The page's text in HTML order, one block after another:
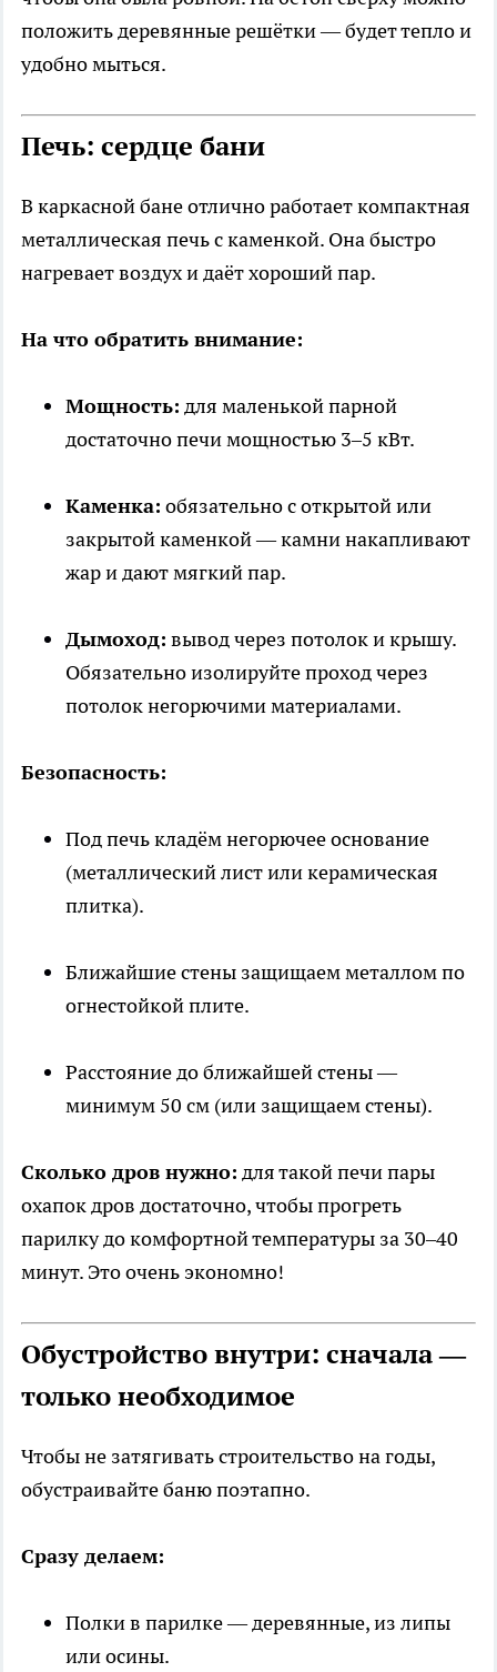
положить деревянные решётки — будет тепло и
удобно мыться.
Печь: сердце бани
В каркасной бане отлично работает компактная
металлическая печь с каменкой. Она быстро
нагревает воздух и даёт хороший пар.
На что обратить внимание:
Мощность: для маленькой парной
достаточно печи мощностью 3–5 кВт.
Каменка: обязательно с открытой или
закрытой каменкой — камни накапливают
жар и дают мягкий пар.
Дымоход: вывод через потолок и крышу.
Обязательно изолируйте проход через
потолок негорючими материалами.
Безопасность:
Под печь кладём негорючее основание
(металлический лист или керамическая
плитка).
Ближайшие стены защищаем металлом по
огнестойкой плите.
Расстояние до ближайшей стены —
минимум 50 см (или защищаем стены).
Сколько дров нужно: для такой печи пары
охапок дров достаточно, чтобы прогреть
парилку до комфортной температуры за 30–40
минут. Это очень экономно!
Обустройство внутри: сначала —
только необходимое
Чтобы не затягивать строительство на годы,
обустраивайте баню поэтапно.
Сразу делаем:
Полки в парилке — деревянные, из липы
или осины.